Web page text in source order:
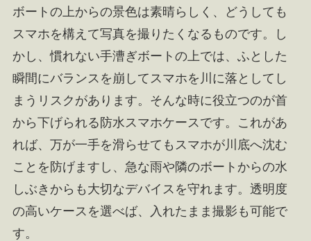
ボートの上からの景色は素晴らしく、どうしても
スマホを構えて写真を撮りたくなるものです。し
かし、慣れない手漕ぎボートの上では、ふとした
瞬間にバランスを崩してスマホを川に落としてし
まうリスクがあります。そんな時に役立つのが首
から下げられる防水スマホケースです。これがあ
れば、万が一手を滑らせてもスマホが川底へ沈む
ことを防げますし、急な雨や隣のボートからの水
しぶきからも大切なデバイスを守れます。透明度
の高いケースを選べば、入れたまま撮影も可能で
す。